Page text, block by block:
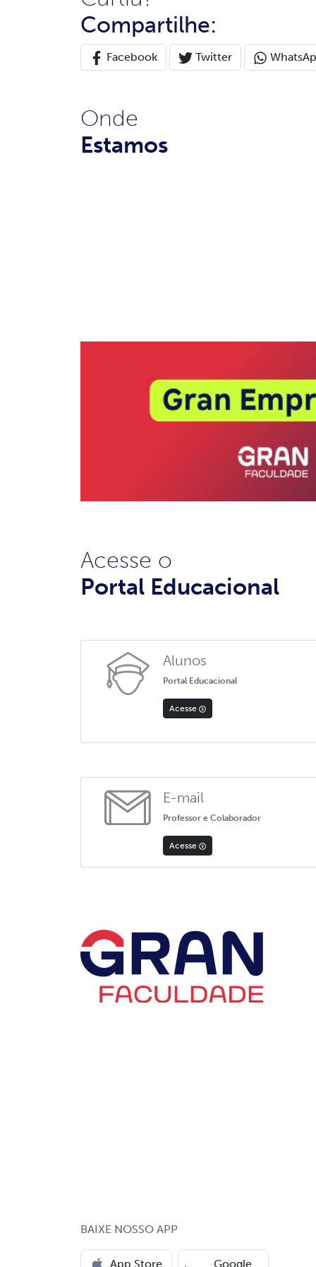
Compartilhe:
Facebook Twitter
Onde
Estamos
Acesse o
Portal Educacional
Alunos
Portal Educacional
Acesse
E-mail
Professor e Colaborador
Acesse
BAIXE NOSSO APP
App Store Google